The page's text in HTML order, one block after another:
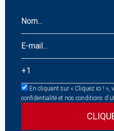
En cliquant sur « Cliquez ici ! »,
confidentialité et nos conditions